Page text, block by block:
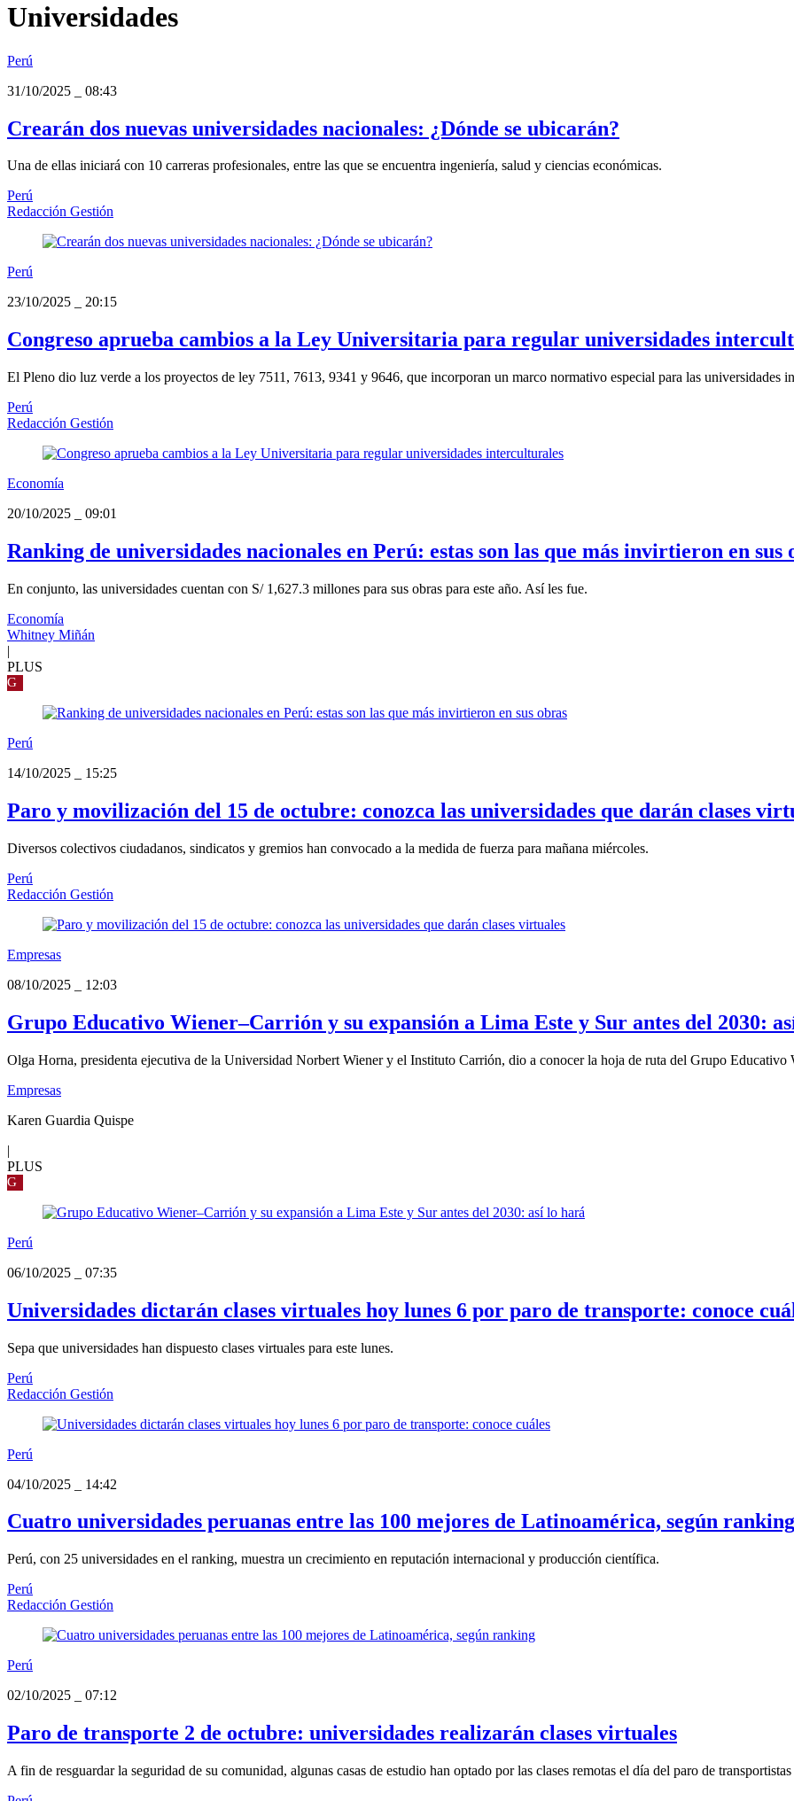
Universidades
Perú
31/10/2025
08:43
Crearán dos nuevas universidades nacionales: ¿Dónde se ubicarán?
Una de ellas iniciará con 10 carreras profesionales, entre las que se encuentra ingeniería, salud y ciencias económicas.
Perú
Redacción Gestión
Perú
23/10/2025
20:15
Congreso aprueba cambios a la Ley Universitaria para regular universidades
El Pleno dio luz verde a los proyectos de ley 7511, 7613, 9341 y 9646, que incorporan un marco normativo especial para las universidades
Perú
Redacción Gestión
Economía
20/10/2025
09:01
Ranking de universidades nacionales en Perú: estas son las que más invirtieron en sus
En conjunto, las universidades cuentan con S/ 1,627.3 millones para sus obras para este año. Así les fue.
Economía
Whitney Miñán
|
PLUS
G
Perú
14/10/2025
15:25
Paro y movilización del 15 de octubre: conozca las universidades que darán clases
Diversos colectivos ciudadanos, sindicatos y gremios han convocado a la medida de fuerza para mañana miércoles.
Perú
Redacción Gestión
Empresas
08/10/2025
12:03
Grupo Educativo Wiener–Carrión y su expansión a Lima Este y Sur antes del 2030:
Olga Horna, presidenta ejecutiva de la Universidad Norbert Wiener y el Instituto Carrión, dio a conocer la hoja de ruta del Grupo Educativo
Empresas
Karen Guardia Quispe
|
PLUS
G
Perú
06/10/2025
07:35
Universidades dictarán clases virtuales hoy lunes 6 por paro de transporte: conoce
Sepa que universidades han dispuesto clases virtuales para este lunes.
Perú
Redacción Gestión
Perú
04/10/2025
14:42
Cuatro universidades peruanas entre las 100 mejores de Latinoamérica, según ranking
Perú, con 25 universidades en el ranking, muestra un crecimiento en reputación internacional y producción científica.
Perú
Redacción Gestión
Perú
02/10/2025
07:12
Paro de transporte 2 de octubre: universidades realizarán clases virtuales
A fin de resguardar la seguridad de su comunidad, algunas casas de estudio han optado por las clases remotas el día del paro de transportistas